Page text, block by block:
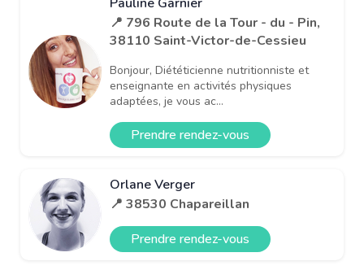
📍 796 Route de la Tour - du - Pin,
38110 Saint-Victor-de-Cessieu
Bonjour, Diététicienne nutritionniste et
enseignante en activités physiques
adaptées, je vous ac...
Prendre rendez-vous
Orlane Verger
📍 38530 Chapareillan
Prendre rendez-vous